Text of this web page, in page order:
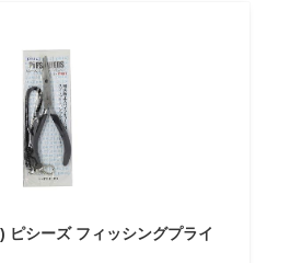
ピシーズ フィッシングプライ